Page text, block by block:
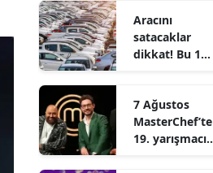
beklenen iller
belli oldu
Aracını
satacaklar
dikkat! Bu 10
alıcı buluyor
7 Ağustos
MasterChef’te
19. yarışmacı